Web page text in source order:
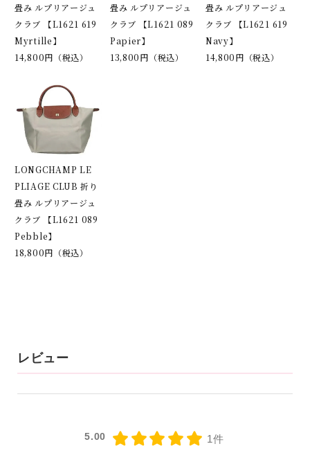
畳み ルプリアージュ
クラブ 【L1621 619
Myrtille】
14,800円（税込）
畳み ルプリアージュ
クラブ 【L1621 089
Papier】
13,800円（税込）
畳み ルプリアージュ
クラブ 【L1621 619
Navy】
14,800円（税込）
LONGCHAMP LE
PLIAGE CLUB 折り
畳み ルプリアージュ
クラブ 【L1621 089
Pebble】
18,800円（税込）
レビュー
5.00 1件